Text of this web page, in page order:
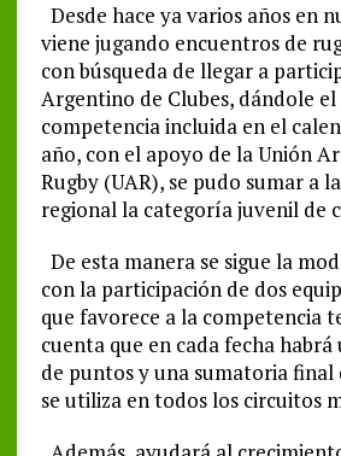
Desde hace ya varios años en
viene jugando encuentros de
con búsqueda de llegar a
Argentino de Clubes, dándole
competencia incluida en el
año, con el apoyo de la Unión
Rugby (UAR), se pudo sumar a
regional la categoría juvenil de
De esta manera se sigue la
con la participación de dos
que favorece a la competencia
cuenta que en cada fecha
de puntos y una sumatoria
se utiliza en todos los circuitos